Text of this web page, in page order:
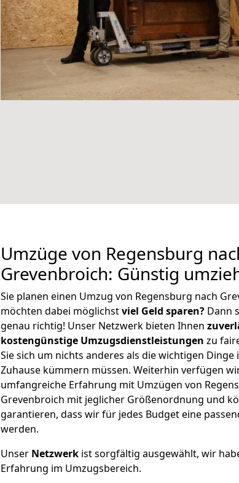
Umzüge von Regensburg
Grevenbroich: Günstig
Sie planen einen Umzug von Regensburg nach
möchten dabei möglichstviel Geld sparen? Dann
genau richtig! Unser Netzwerk bieten Ihnen
kostengünstige Umzugsdienstleistungen zu
Sie sich um nichts anderes als die wichtigen Dinge
Zuhause kümmern müssen. Weiterhin verfügen
umfangreiche Erfahrung mit Umzügen von
Grevenbroich mit jeglicher Größenordnung und
garantieren, dass wir für jedes Budget eine
werden.
Unser Netzwerk ist sorgfältig ausgewählt, wir
Erfahrung im Umzugsbereich.